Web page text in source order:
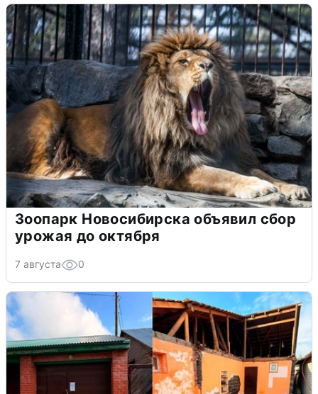
Зоопарк Новосибирска объявил сбор
урожая до октября
7 августа 0